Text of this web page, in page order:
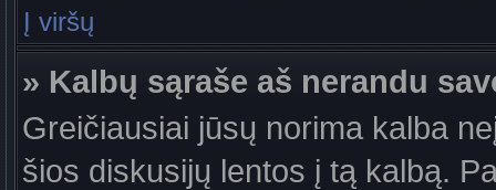
Į viršų
» Kalbų sąraše aš nerandu
Greičiausiai jūsų norima kalba
šios diskusijų lentos į tą kalbą.